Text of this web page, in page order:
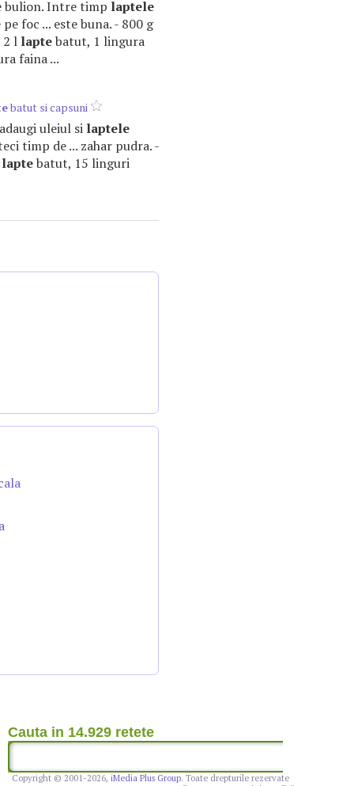
bulion. Intre timp laptele
foc ... este buna. - 800 g
2 l laptebatut, 1 lingura
faina ...
batut si capsuni
uleiul si laptele
timp de ... zahar pudra. -
laptebatut, 15 linguri
Cauta in 14.929 retete
Copyright © 2001-2026, iMedia Plus Group. Toate drepturile rezervate